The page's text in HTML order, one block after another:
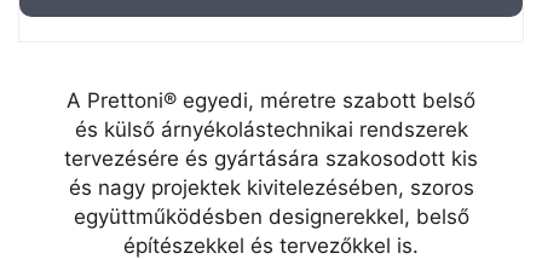
A Prettoni® egyedi, méretre szabott belső
és külső árnyékolástechnikai rendszerek
tervezésére és gyártására szakosodott kis
és nagy projektek kivitelezésében, szoros
együttműködésben designerekkel, belső
építészekkel és tervezőkkel is.